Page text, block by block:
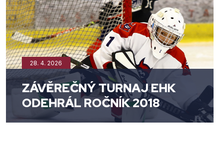
28. 4. 2026
ZÁVĚREČNÝ TURNAJ EHK
ODEHRÁL ROČNÍK 2018